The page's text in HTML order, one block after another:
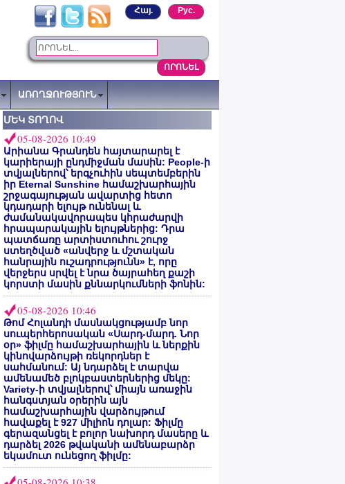
Рус.
Հայ.
ԱՌՈՂՋՈՒԹՅՈՒՆ
ՄԵԿ ՏՈՂՈՎ
05-08-2026 10:49
Արիանա Գրանդեն հայտարարել է
կարիերայի ընդմիջման մասին: People-ի
տվյալներով՝ երգչուհին սեպտեմբերին
իր Eternal Sunshine համաշխարհային
շրջագայության ավարտից հետո
կդադարի ելույթ ունենալ և
ժամանակավորապես կհրաժարվի
հրապարակային ելույթներից: Դրա
պատճառը արտիստուհու շուրջ
ստեղծված «անվերջ և մշտական
հանրային ուշադրությունն» է, որը
վերջերս սրվել է նրա ծայրահեղ քաշի
կորստի մասին քննարկումների ֆոնին:
05-08-2026 10:46
Թոմ Հոլանդի մասնակցությամբ նոր
սուպերհերոսական «Սարդ-մարդ. Նոր
օր» ֆիլմը համաշխարհային և ներքին
կինովարձույթի ռեկորդներ է
սահմանում: Այ նդարձել է տարվա
ամենամեծ բլոկբաստերներից մեկը:
Variety-ի տվյալներով՝ միայն առաջին
հանգստյան օրերին այն
համաշխարհային վարձույթում
հավաքել է 927 միլիոն դոլար: Ֆիլմը
գերազանցել է բոլոր նախորդ մասերը և
դարձել 2026 թվականի ամենաբարձր
եկամուտ ունեցող ֆիլմը: